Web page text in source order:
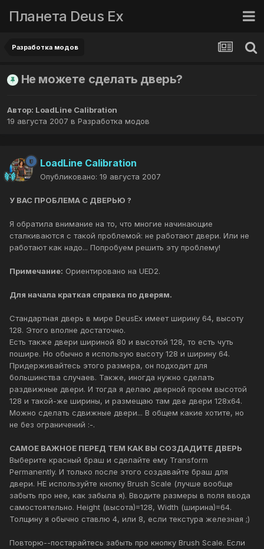
Планета Deus Ex
Разработка модов
Не можете сделать дверь?
Автор: LoadLine Calibration
19 августа 2007 в Разработка модов
LoadLine Calibration
Опубликовано: 19 августа 2007
У ВАС ПРОБЛЕМА С ДВЕРЬЮ ?
Я обратила внимание на то, что многие начинающие
сталкиваются с такой проблемой: не работают двери. Или не
работают как надо... Попробуем решить эту проблему!
Примечание: Ориентировано на UED2.
Для начала краткая справка по дверям.
Стандартная дверь в мире DeusEx имеет ширину 64, высоту
128. Этого вполне достаточно.
Есть также двери шириной 80 и высотой 128, то есть чуть
пошире. Но обычно я использую высоту 128 и ширину 64.
Придерживайтесь этого размера, он подходит для
большинства случаев. Также, иногда нужно сделать
раздвижные двери. И тогда я делаю дверной проем высотой
128 и такой-же ширины, и размещаю там две двери 128x64.
Можно сделать сдвижные двери... В общем какие хотите, но
не без ограничений :-.
САМОЕ ВАЖНОЕ ПЕРЕД ТЕМ КАК ВЫ СОЗДАДИТЕ ДВЕРЬ
Выберите красный браш и сделайте ему Transform
Permanently. И только после этого создавайте браш для
двери. НЕ используйте кнопку Brush Scale (лучше вообще
забыть про нее, как забыла я). Вводите размеры в поля ввода
самостоятельно. Height (высота)=128, Width (ширина)=64.
Толщину я обычно ставлю 4, или 8, если текстура железная ;)
Повторю--постарайтесь забыть про кнопку Brush Scale. Если